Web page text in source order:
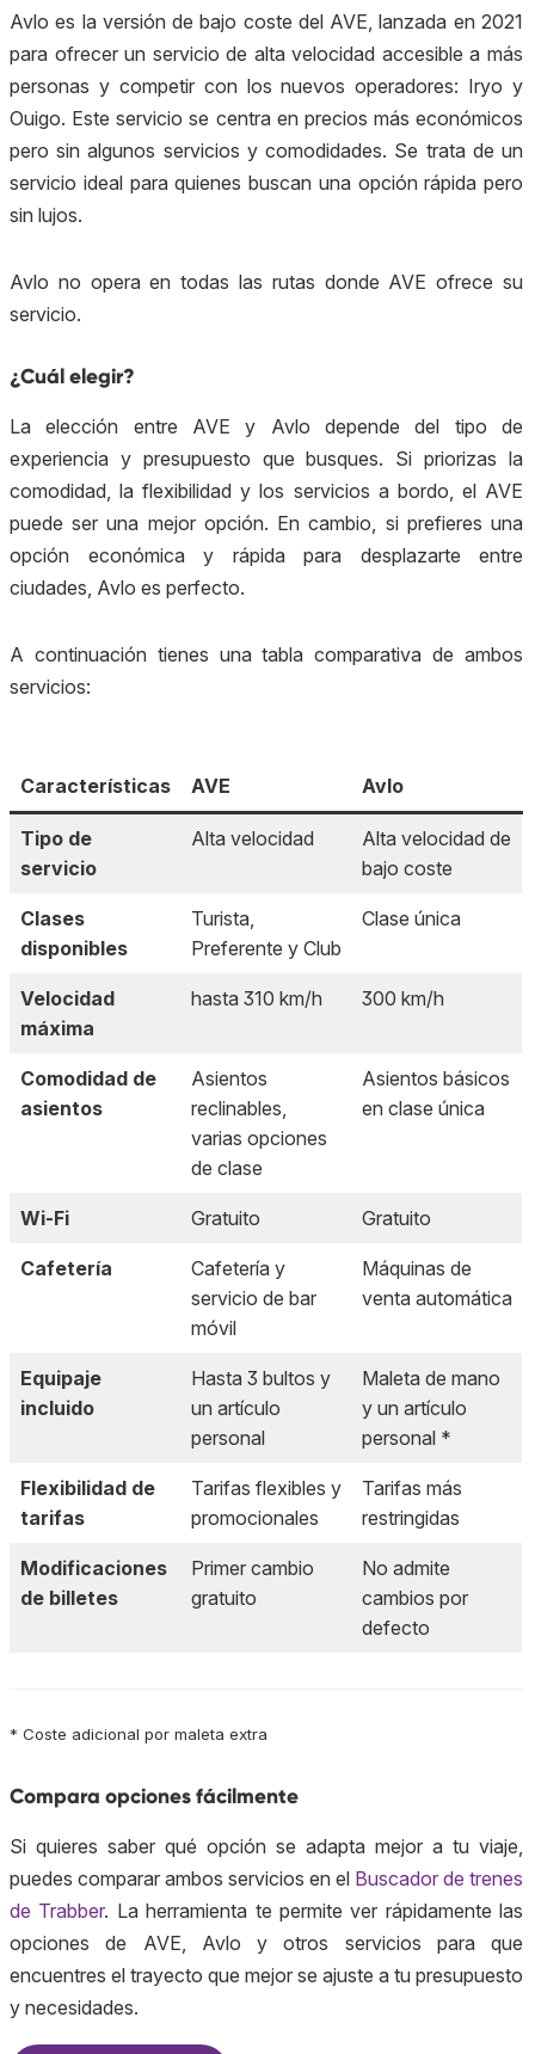
Avlo es la versión de bajo coste del AVE, lanzada en 2021
para ofrecer un servicio de alta velocidad accesible a más
personas y competir con los nuevos operadores: Iryo y
Ouigo. Este servicio se centra en precios más económicos
pero sin algunos servicios y comodidades. Se trata de un
servicio ideal para quienes buscan una opción rápida pero
sin lujos.
Avlo no opera en todas las rutas donde AVE ofrece su
servicio.
¿Cuál elegir?
La elección entre AVE y Avlo depende del tipo de
experiencia y presupuesto que busques. Si priorizas la
comodidad, la flexibilidad y los servicios a bordo, el AVE
puede ser una mejor opción. En cambio, si prefieres una
opción económica y rápida para desplazarte entre
ciudades, Avlo es perfecto.
A continuación tienes una tabla comparativa de ambos
servicios:
Características AVE Avlo
Tipo de
servicio
Alta velocidad
Alta velocidad de
bajo coste
Clases
disponibles
Turista,
Preferente y Club
Clase única
Velocidad
máxima
hasta 310 km/h 300 km/h
Comodidad de
asientos
Asientos
reclinables,
varias opciones
de clase
Asientos básicos
en clase única
Wi-Fi Gratuito Gratuito
Cafetería
Cafetería y
servicio de bar
móvil
Máquinas de
venta automática
Equipaje
incluido
Hasta 3 bultos y
un artículo
personal
Maleta de mano
y un artículo
personal *
Flexibilidad de
tarifas
Tarifas flexibles y
promocionales
Tarifas más
restringidas
Modificaciones
de billetes
Primer cambio
gratuito
No admite
cambios por
defecto
* Coste adicional por maleta extra
Compara opciones fácilmente
Si quieres saber qué opción se adapta mejor a tu viaje,
puedes comparar ambos servicios en el Buscador de trenes
de Trabber. La herramienta te permite ver rápidamente las
opciones de AVE, Avlo y otros servicios para que
encuentres el trayecto que mejor se ajuste a tu presupuesto
y necesidades.